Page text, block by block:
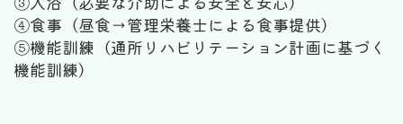
④食事（昼食→管理栄養士による食事提供）
⑤機能訓練（通所リハビリテーション計画に基づく
機能訓練）